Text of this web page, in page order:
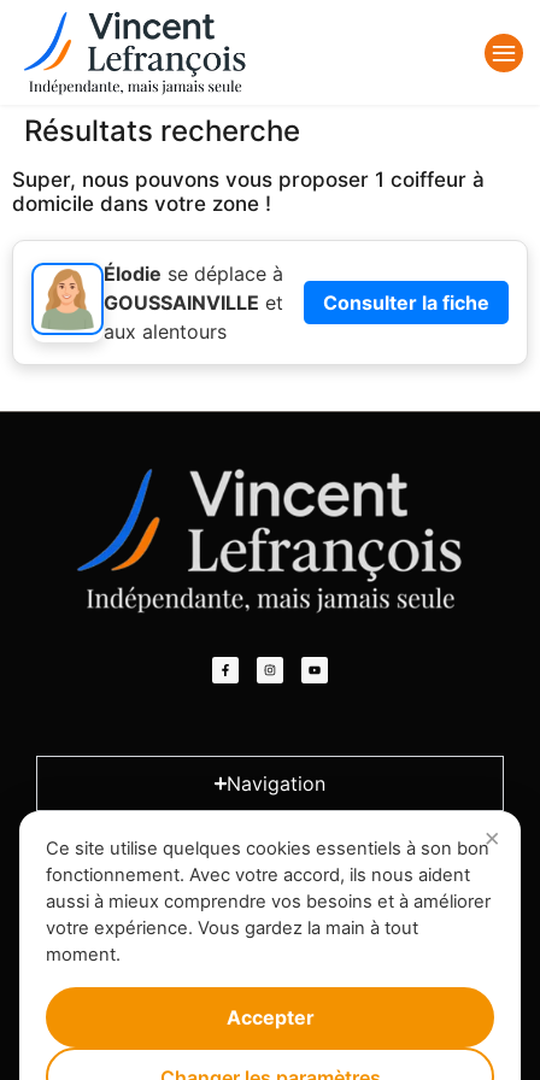
Résultats recherche
Super, nous pouvons vous proposer 1 coiffeur à
domicile dans votre zone !
Élodie se déplace à
GOUSSAINVILLE et
aux alentours
Consulter la fiche
Navigation
L'entreprise
Infos légales
Ce site utilise quelques cookies essentiels à son bon
fonctionnement. Avec votre accord, ils nous aident
aussi à mieux comprendre vos besoins et à améliorer
votre expérience. Vous gardez la main à tout
moment.
Accepter